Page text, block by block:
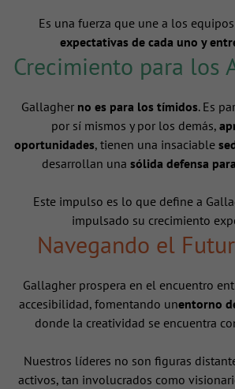
Es una fuerza que une a los
expectativas de cada uno y
Crecimiento para los
Gallagher no es para los tímidos. Es
por sí mismos y por los demás,
oportunidades, tienen una insaciable
desarrollan una sólida defensa
Este impulso es lo que define a
impulsado su crecimiento
Navegando el
Gallagher prospera en el encuentro
accesibilidad, fomentando unentorno
donde la creatividad se encuentra
Nuestros líderes no son figuras
activos, tan involucrados como